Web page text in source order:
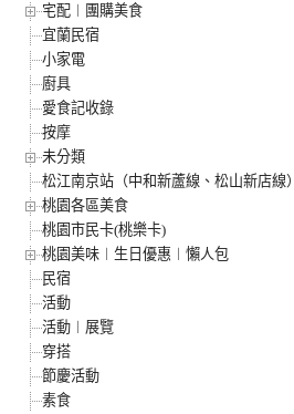
宅配︱團購美食
宜蘭民宿
小家電
廚具
愛食記收錄
按摩
未分類
松江南京站（中和新蘆線、松山新店線）
桃園各區美食
桃園市民卡(桃樂卡)
桃園美味︱生日優惠︱懶人包
民宿
活動
活動︱展覽
穿搭
節慶活動
素食